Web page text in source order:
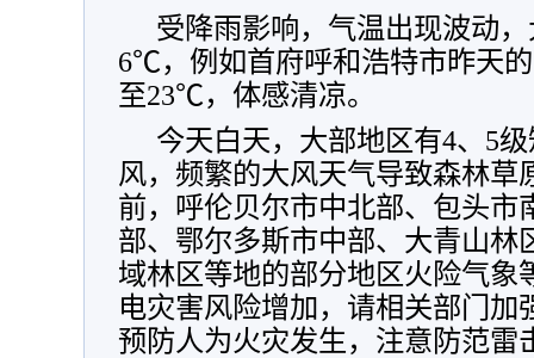
受降雨影响，气温出现波动
6℃，例如首府呼和浩特市昨天
至23℃，体感清凉。
今天白天，大部地区有4、5
风，频繁的大风天气导致森林草
前，呼伦贝尔市中北部、包头市
部、鄂尔多斯市中部、大青山林
域林区等地的部分地区火险气象
电灾害风险增加，请相关部门加
预防人为火灾发生，注意防范雷